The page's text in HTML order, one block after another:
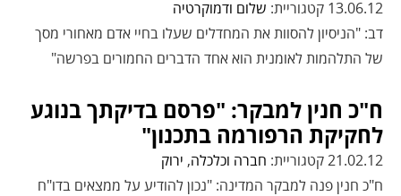
13.06.12 קטגוריית:
שלום ודמוקרטיה
דב: "הניסיון להסוות את המחדלים שעלו בחיי אדם מאחורי מסך
של התלהמות לאומנית הוא אחד הדברים החמורים בפרשה"
ח"כ חנין למבקר: "פרסם בדיקתך בנוגע
לחקיקת הרפורמה בתכנון"
21.02.12 קטגוריית: חברה וכלכלה, ירוק
ח"כ חנין פנה למבקר המדינה: "נכון להודיע על ממצאים בדו"ח